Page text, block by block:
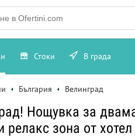
Стоки В града
България Велинград
Нощувка за
релакс зона от